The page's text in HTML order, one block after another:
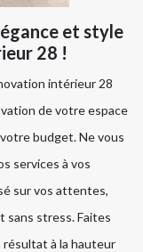
et style
28 !
intérieur 28
de votre espace
budget. Ne vous
services à vos
sur vos attentes,
sans stress. Faites
à la hauteur